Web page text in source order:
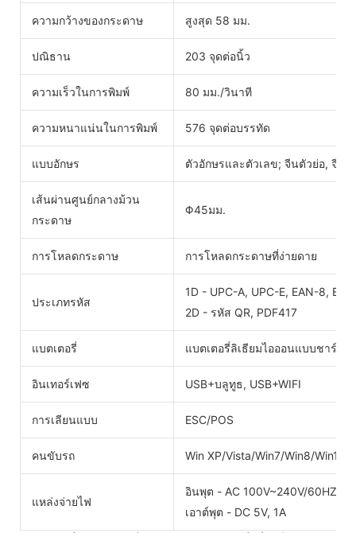
ความกว้างของกระดาษ สูงสุด 58 มม.
ปณิธาน 203 จุดต่อนิ้ว
ความเร็วในการพิมพ์ 80 มม./วินาที
ความหนาแน่นในการพิมพ์ 576 จุดต่อบรรทัด
แบบอักษร ตัวอักษรและตัวเลข; จีนตัวย่อ, จีน
เส้นผ่านศูนย์กลางม้วน
กระดาษ
Φ45มม.
การโหลดกระดาษ การโหลดกระดาษที่ง่ายดาย
ประเภทรหัส
1D - UPC-A, UPC-E, EAN-8,
2D - รหัส QR, PDF417
แบตเตอรี่ แบตเตอรี่ลิเธียมไอออนแบบชาร์จไ
อินเทอร์เฟซ USB+บลูทูธ, USB+WIFI
การเลียนแบบ ESC/POS
คนขับรถ Win XP/Vista/Win7/Win8/Win10/
แหล่งจ่ายไฟ
อินพุต - AC 100V~240V/60HZ
เอาต์พุต - DC 5V, 1A